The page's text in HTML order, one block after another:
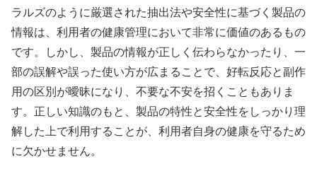
ラルズのように厳選された抽出法や安全性に基づく製品の
情報は、利用者の健康管理において非常に価値のあるもの
です。しかし、製品の情報が正しく伝わらなかったり、一
部の誤解や誤った使い方が広まることで、好転反応と副作
用の区別が曖昧になり、不要な不安を招くこともありま
す。正しい知識のもと、製品の特性と安全性をしっかり理
解した上で利用することが、利用者自身の健康を守るため
に欠かせません。